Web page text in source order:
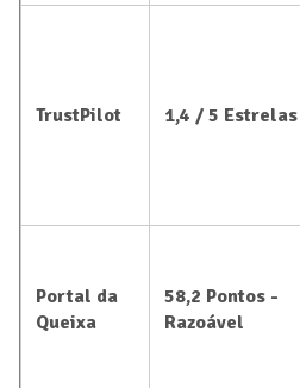
TrustPilot 1,4 / 5 Estrelas
Portal da
Queixa
58,2 Pontos -
Razoável